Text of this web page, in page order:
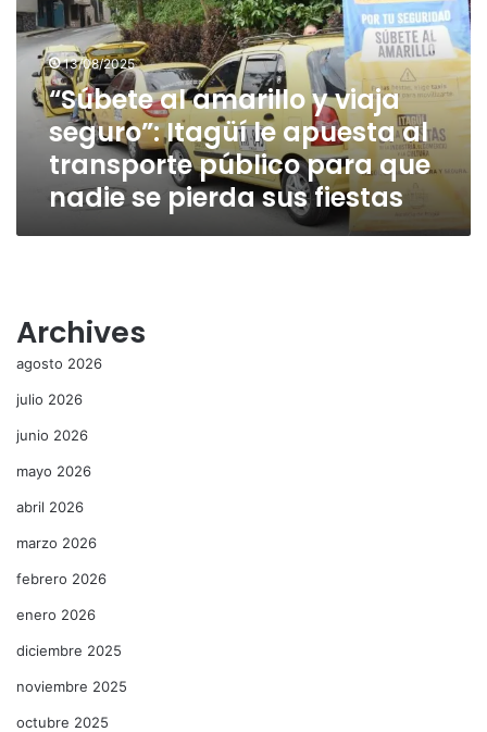
viaja
seguro”:
Itagüí
apuesta
transporte
público
nadie
fiestas
13/08/2025
“Súbete al amarillo y viaja
seguro”: Itagüí le apuesta al
transporte público para que
nadie se pierda sus fiestas
Archives
agosto 2026
julio 2026
junio 2026
mayo 2026
abril 2026
marzo 2026
febrero 2026
enero 2026
diciembre 2025
noviembre 2025
octubre 2025